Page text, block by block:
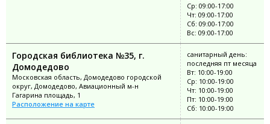
Ср: 09:00-17:00
Чт: 09:00-17:00
Сб: 09:00-17:00
Вс: 09:00-17:00
Городская библиотека №35, г.
Домодедово
Московская область, Домодедово городской
округ, Домодедово, Авиационный м-н
Гагарина площадь, 1
Расположение на карте
санитарный день:
последняя пт месяца
Вт: 10:00-19:00
Ср: 10:00-19:00
Чт: 10:00-19:00
Пт: 10:00-19:00
Сб: 10:00-19:00